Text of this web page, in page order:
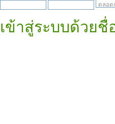
เข้าสู่ระบบด้วยชื่